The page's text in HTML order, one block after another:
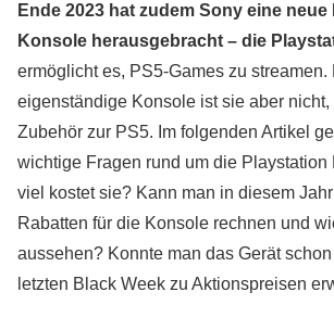
Ende 2023 hat zudem Sony eine neue
Konsole herausgebracht – die
ermöglicht es, PS5-Games zu streamen.
eigenständige Konsole ist sie aber
Zubehör zur PS5. Im folgenden Artikel
wichtige Fragen rund um die Playstation
viel kostet sie? Kann man in diesem
Rabatten für die Konsole rechnen und
aussehen? Konnte man das Gerät
letzten Black Week zu Aktionspreisen